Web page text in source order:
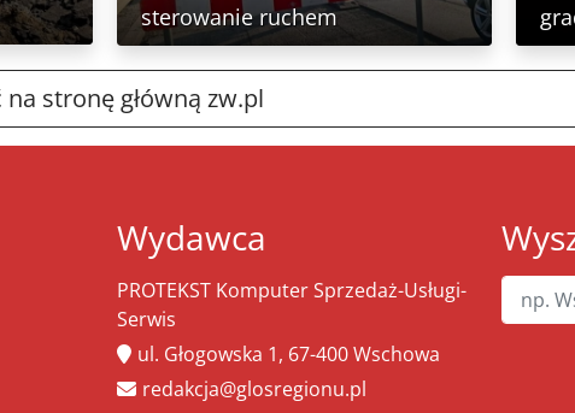
sterowanie ruchem
stronę główną zw.pl
Wydawca
PROTEKST Komputer Sprzedaż-Usługi-
Serwis
ul. Głogowska 1, 67-400 Wschowa
redakcja@glosregionu.pl